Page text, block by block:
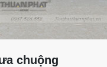
chuộng